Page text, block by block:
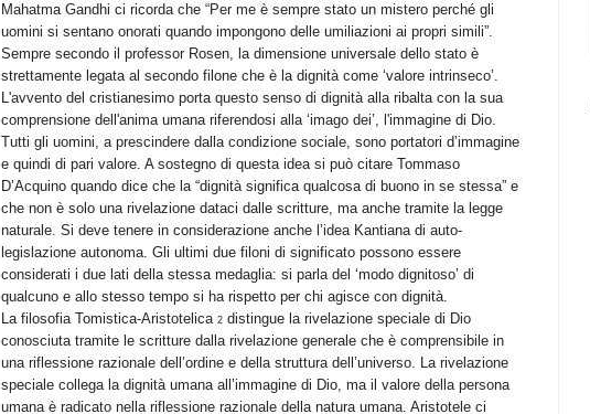
Mahatma Gandhi ci ricorda che “Per me è sempre stato un mistero perché gli
uomini si sentano onorati quando impongono delle umiliazioni ai propri simili”.
Sempre secondo il professor Rosen, la dimensione universale dello stato è
strettamente legata al secondo filone che è la dignità come ‘valore intrinseco’.
L'avvento del cristianesimo porta questo senso di dignità alla ribalta con la sua
comprensione dell'anima umana riferendosi alla ‘imago dei’, l'immagine di Dio.
Tutti gli uomini, a prescindere dalla condizione sociale, sono portatori d’immagine
e quindi di pari valore. A sostegno di questa idea si può citare Tommaso
D’Acquino quando dice che la “dignità significa qualcosa di buono in se stessa” e
che non è solo una rivelazione dataci dalle scritture, ma anche tramite la legge
naturale. Si deve tenere in considerazione anche l’idea Kantiana di auto-
legislazione autonoma. Gli ultimi due filoni di significato possono essere
considerati i due lati della stessa medaglia: si parla del ‘modo dignitoso’ di
qualcuno e allo stesso tempo si ha rispetto per chi agisce con dignità.
La filosofia Tomistica-Aristotelica 2distingue la rivelazione speciale di Dio
conosciuta tramite le scritture dalla rivelazione generale che è comprensibile in
una riflessione razionale dell’ordine e della struttura dell’universo. La rivelazione
speciale collega la dignità umana all’immagine di Dio, ma il valore della persona
umana è radicato nella riflessione razionale della natura umana. Aristotele ci